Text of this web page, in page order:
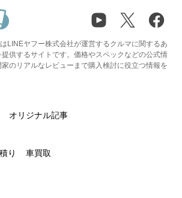
LINEヤフー株式会社が運営するクルマに関するあ
供するサイトです。価格やスペックなどの公式情
のリアルなレビューまで購入検討に役立つ情報を
オリジナル記事
り 車買取